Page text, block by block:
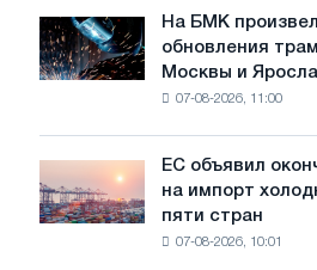
целей
обезуглероживания
июле
На
БМК
произвели
трамвайных
путей
Москвы
На БМК
обновления
Москвы и
07-08-2026, 11:00
объявил
окончательные
ЕС объявил
на импорт
пяти стран
07-08-2026, 10:01